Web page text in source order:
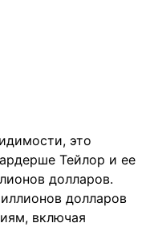
это
Тейлор и ее
долларов.
долларов
включая